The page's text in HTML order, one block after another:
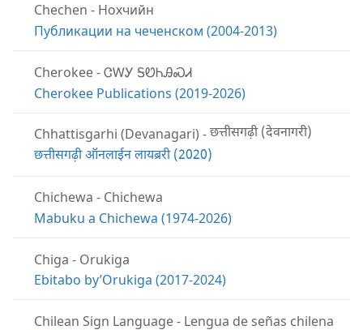
Chechen - Нохчийн
Публикации на чеченском (2004-2013)
Cherokee-ᏣᎳᎩ ᎦᏬᏂᎯᏍᏗ
Cherokee Publications (2019-2026)
Chhattisgarhi (Devanagari) -छत्तीसगढ़ी (देवनागरी)
छत्तीसगढ़ी ऑनलाईन लायब्ररी (2020)
Chichewa - Chichewa
Mabuku a Chichewa (1974-2026)
Chiga - Orukiga
Ebitabo by’Orukiga (2017-2024)
Chilean Sign Language- Lengua de señas chilena